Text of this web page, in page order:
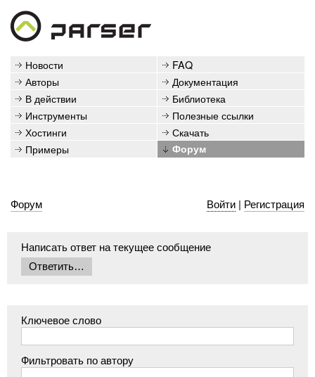
Новости
FAQ
Авторы
Документация
В действии
Библиотека
Инструменты
Полезные ссылки
Хостинги
Скачать
Примеры
Форум
Форум Войти| Регистрация
Написать ответ на текущее сообщение
Ключевое слово
Фильтровать по автору